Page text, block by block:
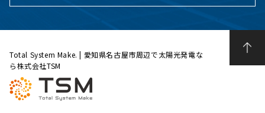
Total System Make. | 愛知県名古屋市周辺で太陽光発電な
ら株式会社TSM